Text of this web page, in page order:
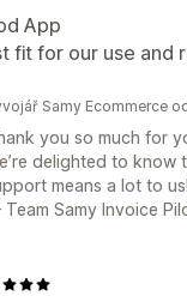
App
fit for our use and
Samy Ecommerce
you so much for
delighted to
means a lot to us!
Samy Invoice